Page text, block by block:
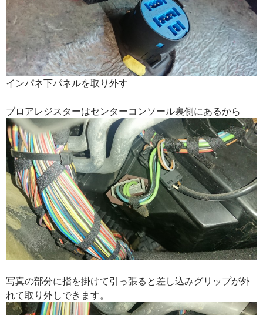
インパネ下パネルを取り外す
ブロアレジスターはセンターコンソール裏側にあるから
写真の部分に指を掛けて引っ張ると差し込みグリップが外
れて取り外しできます。